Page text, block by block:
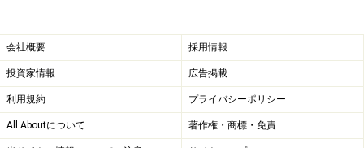
会社概要 採用情報
投資家情報 広告掲載
利用規約 プライバシーポリシー
All Aboutについて 著作権・商標・免責